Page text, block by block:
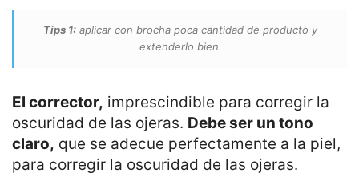
Tips 1: aplicar con brocha poca cantidad de producto y
extenderlo bien.
El corrector, imprescindible para corregir la
oscuridad de las ojeras. Debe ser un tono
claro, que se adecue perfectamente a la piel,
para corregir la oscuridad de las ojeras.